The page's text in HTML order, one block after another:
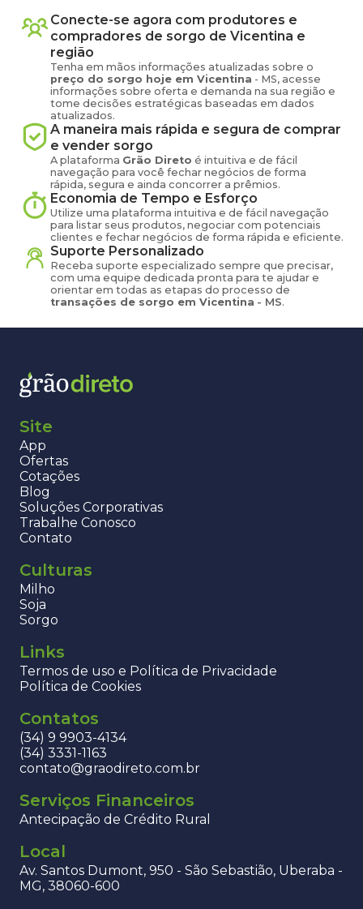
Conecte-se agora com produtores e
compradores de sorgo de Vicentina e
região
Tenha em mãos informações atualizadas sobre o
preço do sorgo hoje em Vicentina - MS, acesse
informações sobre oferta e demanda na sua região e
tome decisões estratégicas baseadas em dados
atualizados.
A maneira mais rápida e segura de comprar
e vender sorgo
A plataforma Grão Direto é intuitiva e de fácil
navegação para você fechar negócios de forma
rápida, segura e ainda concorrer a prêmios.
Economia de Tempo e Esforço
Utilize uma plataforma intuitiva e de fácil navegação
para listar seus produtos, negociar com potenciais
clientes e fechar negócios de forma rápida e eficiente.
Suporte Personalizado
Receba suporte especializado sempre que precisar,
com uma equipe dedicada pronta para te ajudar e
orientar em todas as etapas do processo de
transações de sorgo em Vicentina - MS.
Site
App
Ofertas
Cotações
Blog
Soluções Corporativas
Trabalhe Conosco
Contato
Culturas
Milho
Soja
Sorgo
Links
Termos de uso e Política de Privacidade
Política de Cookies
Contatos
(34) 9 9903-4134
(34) 3331-1163
contato@graodireto.com.br
Serviços Financeiros
Antecipação de Crédito Rural
Local
Av. Santos Dumont, 950 - São Sebastião, Uberaba -
MG, 38060-600